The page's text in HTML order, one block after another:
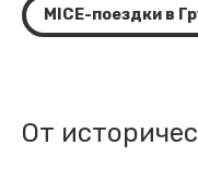
MICE-поездки в
От